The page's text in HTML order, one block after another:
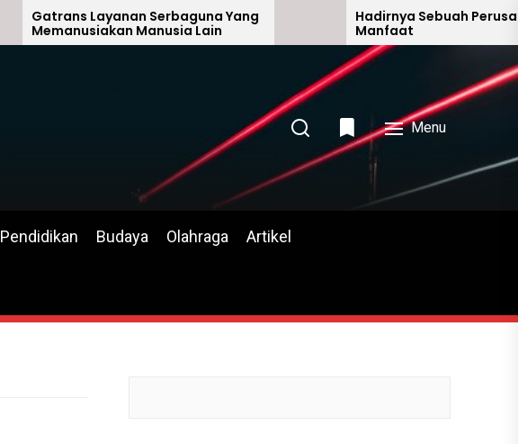
Gatrans Layanan Serbaguna Yang
Memanusiakan Manusia Lain
Hadirnya Sebuah Perusahan
Manfaat
Menu
Pendidikan Budaya Olahraga Artikel